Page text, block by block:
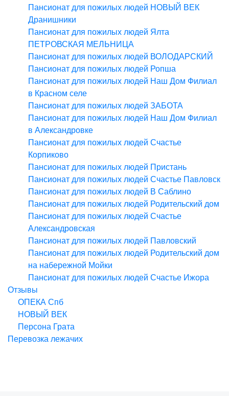
Пансионат для пожилых людей НОВЫЙ ВЕК
Дранишники
Пансионат для пожилых людей Ялта
ПЕТРОВСКАЯ МЕЛЬНИЦА
Пансионат для пожилых людей ВОЛОДАРСКИЙ
Пансионат для пожилых людей Ропша
Пансионат для пожилых людей Наш Дом Филиал
в Красном селе
Пансионат для пожилых людей ЗАБОТА
Пансионат для пожилых людей Наш Дом Филиал
в Александровке
Пансионат для пожилых людей Счастье
Корпиково
Пансионат для пожилых людей Пристань
Пансионат для пожилых людей Счастье Павловск
Пансионат для пожилых людей В Саблино
Пансионат для пожилых людей Родительский дом
Пансионат для пожилых людей Счастье
Александровская
Пансионат для пожилых людей Павловский
Пансионат для пожилых людей Родительский дом
на набережной Мойки
Пансионат для пожилых людей Счастье Ижора
Отзывы
ОПЕКА Спб
НОВЫЙ ВЕК
Персона Грата
Перевозка лежачих